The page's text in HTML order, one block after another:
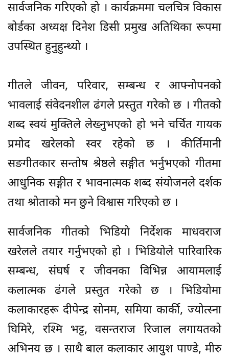
सार्वजनिक गरिएको हो । कार्यक्रममा चलचित्र विकास
बोर्डका अध्यक्ष दिनेश डिसी प्रमुख अतिथिका रूपमा
उपस्थित हुनुहुन्थ्यो ।
गीतले जीवन, परिवार, सम्बन्ध र आफ्नोपनको
भावलाई संवेदनशील ढंगले प्रस्तुत गरेको छ । गीतको
शब्द स्वयं मुक्तिले लेख्नुभएको हो भने चर्चित गायक
प्रमोद खरेलको स्वर रहेको छ । कीर्तिमानी
सङगीतकार सन्तोष श्रेष्ठले सङ्गीत भर्नुभएको गीतमा
आधुनिक सङ्गीत र भावनात्मक शब्द संयोजनले दर्शक
तथा श्रोताको मन छुने विश्वास गरिएको छ ।
सार्वजनिक गीतको भिडियो निर्देशक माधवराज
खरेलले तयार गर्नुभएको हो । भिडियोले पारिवारिक
सम्बन्ध, संघर्ष र जीवनका विभिन्न आयामलाई
कलात्मक ढंगले प्रस्तुत गरेको छ । भिडियोमा
कलाकारहरू दीपेन्द्र सोनम, समिया कार्की, ज्योत्स्ना
घिमिरे, रश्मि भट्ट, वसन्तराज रिजाल लगायतको
अभिनय छ । साथै बाल कलाकार आयुश पाण्डे, मीरु